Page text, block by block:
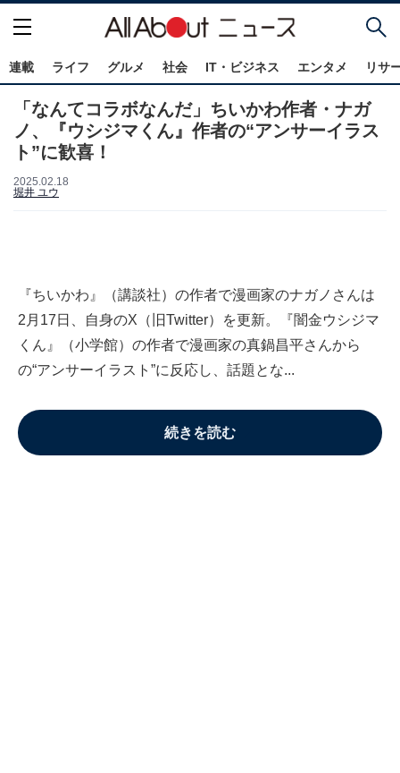
連載 ライフ グルメ 社会 IT・ビジネス エンタメ リサ
「なんてコラボなんだ」ちいかわ作者・ナガ
ノ、『ウシジマくん』作者の“アンサーイラス
ト”に歓喜！
2025.02.18
堀井 ユウ
『ちいかわ』（講談社）の作者で漫画家のナガノさんは
2月17日、自身のX（旧Twitter）を更新。『闇金ウシジマ
くん』（小学館）の作者で漫画家の真鍋昌平さんから
の“アンサーイラスト”に反応し、話題とな...
続きを読む